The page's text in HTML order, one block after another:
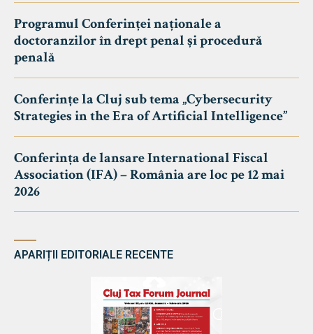
Programul Conferinței naționale a
doctoranzilor în drept penal și procedură
penală
Conferințe la Cluj sub tema „Cybersecurity
Strategies in the Era of Artificial Intelligence”
Conferința de lansare International Fiscal
Association (IFA) – România are loc pe 12 mai
2026
APARIȚII EDITORIALE RECENTE